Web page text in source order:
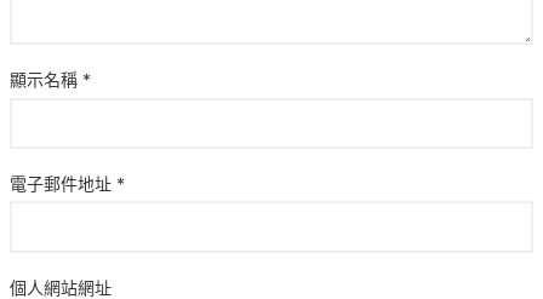
顯示名稱 *
電子郵件地址 *
個人網站網址